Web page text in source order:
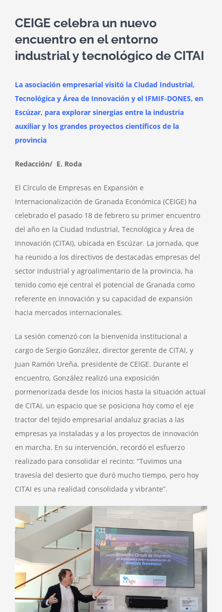
CEIGE celebra un nuevo
encuentro en el entorno
industrial y tecnológico de CITAI
La asociación empresarial visitó la Ciudad Industrial,
Tecnológica y Área de Innovación y el IFMIF-DONES, en
Escúzar, para explorar sinergias entre la industria
auxiliar y los grandes proyectos científicos de la
provincia
Redacción/ E. Roda
El Círculo de Empresas en Expansión e
Internacionalización de Granada Económica (CEIGE) ha
celebrado el pasado 18 de febrero su primer encuentro
del año en la Ciudad Industrial, Tecnológica y Área de
Innovación (CITAI), ubicada en Escúzar. La jornada, que
ha reunido a los directivos de destacadas empresas del
sector industrial y agroalimentario de la provincia, ha
tenido como eje central el potencial de Granada como
referente en innovación y su capacidad de expansión
hacia mercados internacionales.
La sesión comenzó con la bienvenida institucional a
cargo de Sergio González, director gerente de CITAI, y
Juan Ramón Ureña, presidente de CEIGE. Durante el
encuentro, González realizó una exposición
pormenorizada desde los inicios hasta la situación actual
de CITAI, un espacio que se posiciona hoy como el eje
tractor del tejido empresarial andaluz gracias a las
empresas ya instaladas y a los proyectos de innovación
en marcha. En su intervención, recordó el esfuerzo
realizado para consolidar el recinto: “Tuvimos una
travesía del desierto que duró mucho tiempo, pero hoy
CITAI es una realidad consolidada y vibrante”.